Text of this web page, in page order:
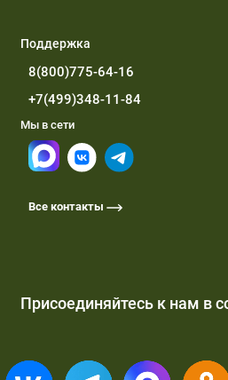
Поддержка
8(800)775-64-16
+7(499)348-11-84
Мы в сети
Все контакты
Присоединяйтесь к нам в